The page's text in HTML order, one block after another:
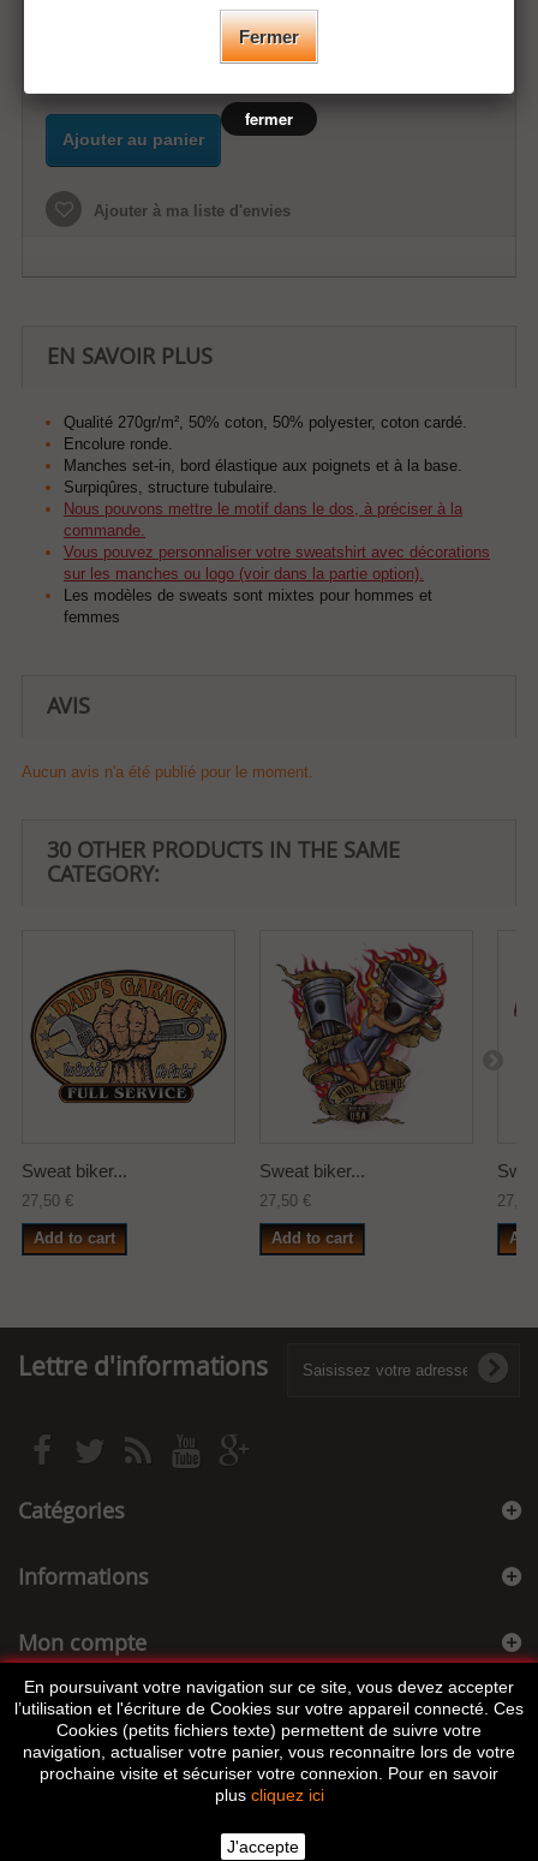
Ajouter au panier
Ajouter à ma liste d'envies
EN SAVOIR PLUS
Qualité 270gr/m², 50% coton, 50% polyester, coton cardé.
Encolure ronde.
Manches set-in, bord élastique aux poignets et à la base.
Surpiqûres, structure tubulaire.
Nous pouvons mettre le motif dans le dos, à préciser à la
commande.
Vous pouvez personnaliser votre sweatshirt avec décorations
sur les manches ou logo (voir dans la partie option).
Les modèles de sweats sont mixtes pour hommes et
femmes
AVIS
Aucun avis n'a été publié pour le moment.
30 OTHER PRODUCTS IN THE SAME
CATEGORY:
Sweat biker...
27,50 €
Add to cart
Sweat biker...
27,50 €
Add to cart
Lettre d'informations
Catégories
Informations
Mon compte
Informations sur votre boutique
En poursuivant votre navigation sur ce site, vous devez accepter
l’utilisation et l'écriture de Cookies sur votre appareil connecté. Ces
Cookies (petits fichiers texte) permettent de suivre votre
navigation, actualiser votre panier, vous reconnaitre lors de votre
prochaine visite et sécuriser votre connexion. Pour en savoir
plus cliquez ici
J'accepte
Fermer
fermer